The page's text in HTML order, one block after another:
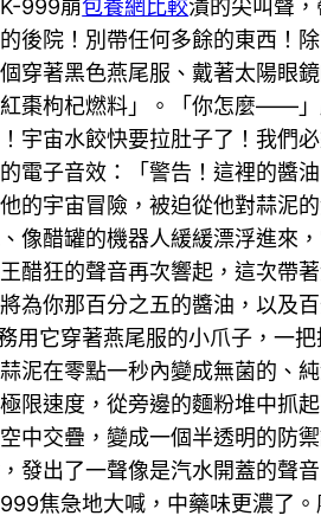
999崩包養網比較潰的尖叫聲
後院！別帶任何多餘的東西
穿著黑色燕尾服、戴著太陽眼
棗枸杞燃料」。「你怎麼——
宇宙水餃快要拉肚子了！我們
電子音效：「警告！這裡的醬
的宇宙冒險，被迫從他對蒜泥
像醋罐的機器人緩緩漂浮進來
醋狂的聲音再次響起，這次帶
為你那百分之五的醬油，以及
它穿著燕尾服的小爪子，一
泥在零點一秒內變成無菌的、
限速度，從旁邊的麵粉堆中抓
中交疊，變成一個半透明的防
發出了一聲像是汽水開蓋的聲
焦急地大喊，中藥味更濃了